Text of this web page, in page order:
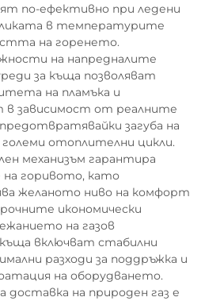
по-ефективно при ледени
в температурите
на горенето.
на напредналите
за къща позволяват
на пламъка и
зависимост от реалните
загуба на
отоплителни цикли.
механизъм гарантира
на горивото, като
желаното ниво на комфорт
икономически
на газов
включват стабилни
разходи за поддръжка и
на оборудването.
на природен газ е